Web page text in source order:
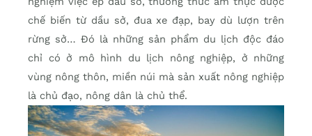
chế biến từ dầu sở, đua xe đạp, bay dù lượn trên
rừng sở… Đó là những sản phẩm du lịch độc đáo
chỉ có ở mô hình du lịch nông nghiệp, ở những
vùng nông thôn, miền núi mà sản xuất nông nghiệp
là chủ đạo, nông dân là chủ thể.